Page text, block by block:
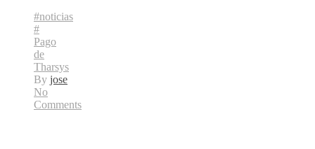
#noticias
#
Pago
de
Tharsys
By jose
No
Comments